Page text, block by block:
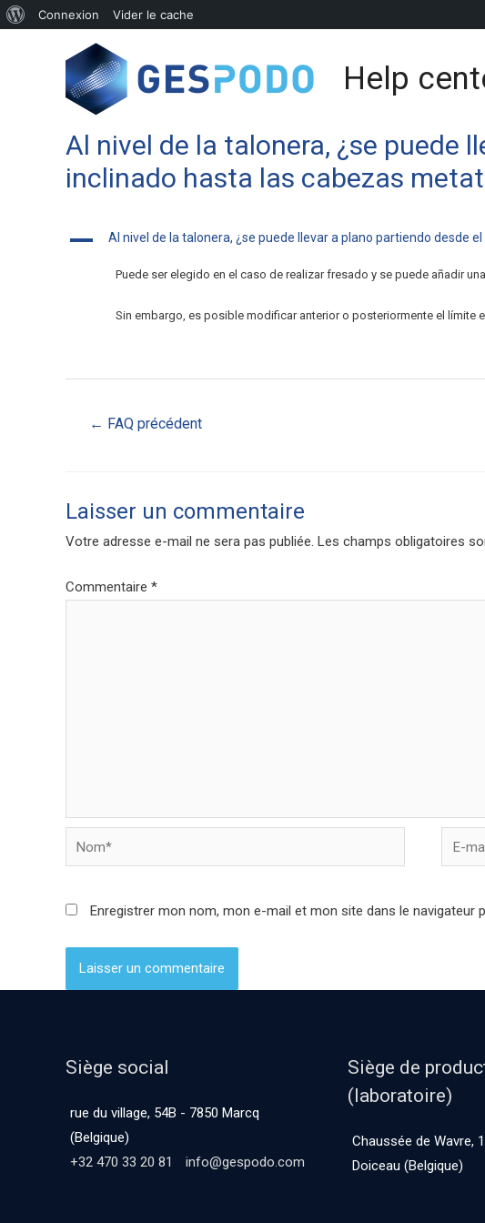
Connexion Vider le cache
Help
Al nivel de la talonera, ¿se puede
inclinado hasta las cabezas
A Al nivel de la talonera, ¿se puede llevar a plano partiendo desde
Puede ser elegido en el caso de realizar fresado y se puede añadir
Sin embargo, es posible modificar anterior o posteriormente el límite
← FAQ précédent
Laisser un commentaire
Votre adresse e-mail ne sera pas publiée. Les champs obligatoires
Commentaire *
Enregistrer mon nom, mon e-mail et mon site dans le navigateur
Siège social
rue du village, 54B - 7850 Marcq
(Belgique)
+32 470 33 20 81
info@gespodo.com
Siège de
(laboratoire)
Chaussée de Wavre,
Doiceau (Belgique)